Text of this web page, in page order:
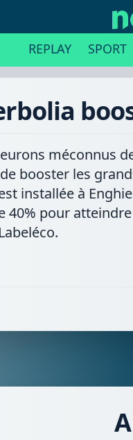
REPLAY SPORT
méconnus
booster les
installée à
40% pour